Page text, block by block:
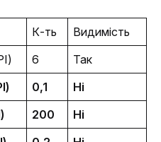
К-ть
Видимість
6
Так
0,1
Ні
200
Ні